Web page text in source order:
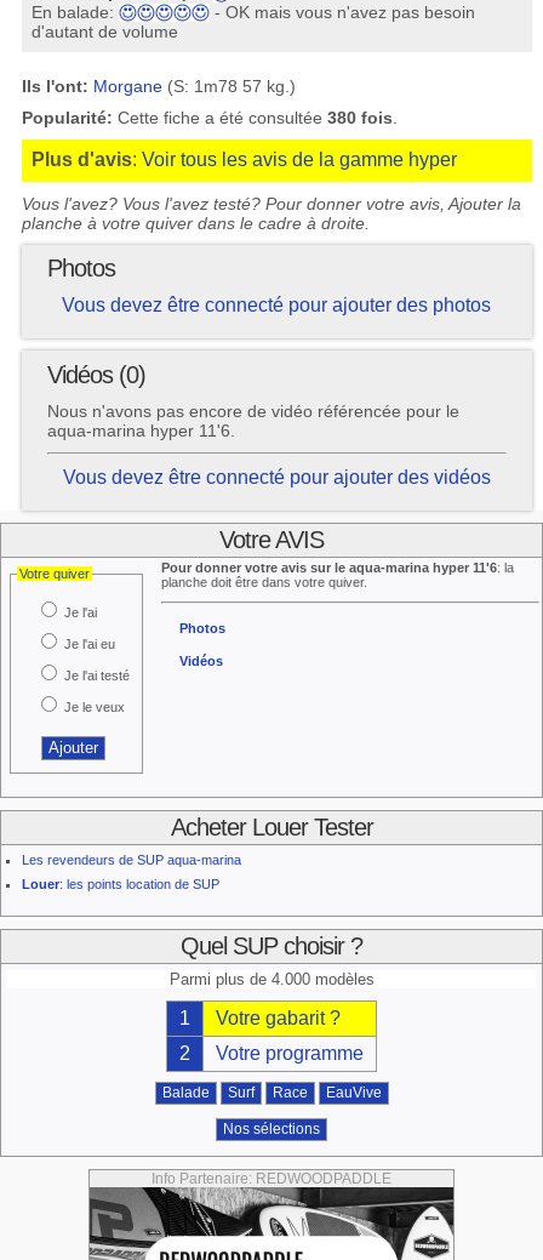
En balade:
- OK mais vous n'avez pas besoin
d'autant de volume
Ils l'ont: Morgane(S: 1m78 57 kg.)
Popularité: Cette fiche a été consultée 380 fois
Plus d'avis:Voir tous les avis de la gamme hyper
Vous l'avez? Vous l'avez testé? Pour donner votre avis, Ajouter la
planche à votre quiver dans le cadre à droite.
Photos
Vous devez être connecté pour ajouter des photos
Vidéos (0)
Nous n'avons pas encore de vidéo référencée pour le
aqua-marina hyper 11'6.
Vous devez être connecté pour ajouter des vidéos
Votre AVIS
Votre quiver
Je l'ai
Je l'ai eu
Je l'ai testé
Je le veux
Pour donner votre avis sur le aqua-marina hyper 11'6: la
planche doit être dans votre quiver.
Photos
Vidéos
Acheter Louer Tester
Les revendeurs de SUP aqua-marina
Louer: les points location de SUP
Quel SUP choisir ?
Parmi plus de 4.000 modèles
1
Votre gabarit ?
2
Votre programme
Balade Surf Race EauVive
Nos sélections
Info Partenaire: REDWOODPADDLE